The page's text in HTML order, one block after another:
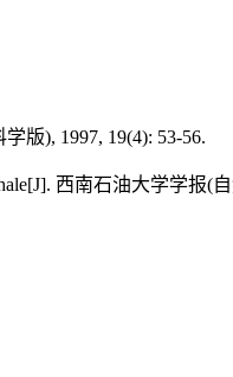
版), 1997, 19(4): 53-56.
西南石油大学学报(